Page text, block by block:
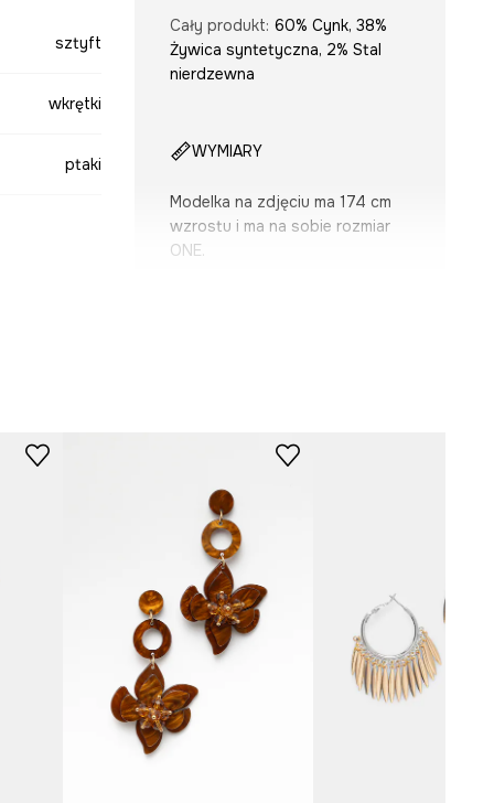
sztyft
wkrętki
ptaki
Cały produkt: 60% Cynk, 38%
Żywica syntetyczna, 2% Stal
nierdzewna
WYMIARY
Modelka na zdjęciu ma 174 cm
wzrostu i ma na sobie rozmiar
ONE.